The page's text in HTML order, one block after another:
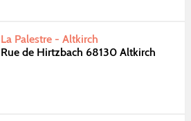
La Palestre - Altkirch
Rue de Hirtzbach 68130 Altkirch